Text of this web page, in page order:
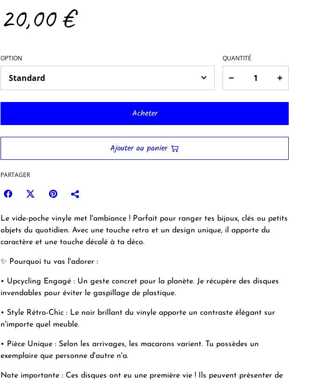
20,00 €
OPTION QUANTITÉ
Acheter
Ajouter au panier
PARTAGER
Le vide-poche vinyle met l'ambiance ! Parfait pour ranger tes bijoux, clés ou petits
objets du quotidien. Avec une touche retro et un design unique, il apporte du
caractère et une touche décalé à ta déco.
✨ Pourquoi tu vas l'adorer :
• Upcycling Engagé : Un geste concret pour la planète. Je récupère des disques
invendables pour éviter le gaspillage de plastique.
• Style Rétro-Chic : Le noir brillant du vinyle apporte un contraste élégant sur
n'importe quel meuble.
• Pièce Unique : Selon les arrivages, les macarons varient. Tu possèdes un
exemplaire que personne d'autre n'a.
Note importante : Ces disques ont eu une première vie ! Ils peuvent présenter de